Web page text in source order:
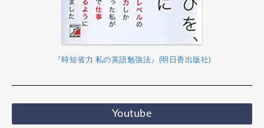
『時短省力 私の英語勉強法』(明日香出版社)
Youtube